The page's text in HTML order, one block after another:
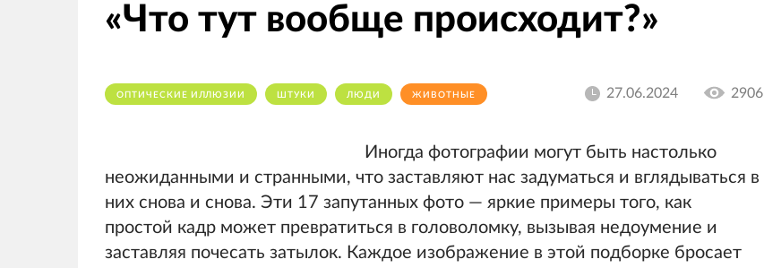
«Что тут вообще происходит?»
ОПТИЧЕСКИЕ ИЛЛЮЗИИ ШТУКИ ЛЮДИ ЖИВОТНЫЕ 27.06.2024 2906
Иногда фотографии могут быть настолько
неожиданными и странными, что заставляют нас задуматься и вглядываться в
них снова и снова. Эти 17 запутанных фото — яркие примеры того, как
простой кадр может превратиться в головоломку, вызывая недоумение и
заставляя почесать затылок. Каждое изображение в этой подборке бросает